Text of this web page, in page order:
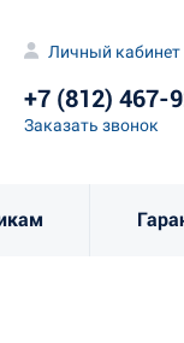
Личный кабинет
+7 (812) 467-
Заказать звонок
Заказать